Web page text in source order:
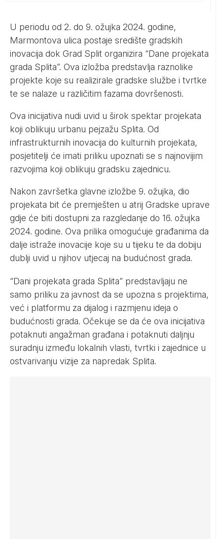
U periodu od 2. do 9. ožujka 2024. godine,
Marmontova ulica postaje središte gradskih
inovacija dok Grad Split organizira “Dane projekata
grada Splita”. Ova izložba predstavlja raznolike
projekte koje su realizirale gradske službe i tvrtke
te se nalaze u različitim fazama dovršenosti.
Ova inicijativa nudi uvid u širok spektar projekata
koji oblikuju urbanu pejzažu Splita. Od
infrastrukturnih inovacija do kulturnih projekata,
posjetitelji će imati priliku upoznati se s najnovijim
razvojima koji oblikuju gradsku zajednicu.
Nakon završetka glavne izložbe 9. ožujka, dio
projekata bit će premješten u atrij Gradske uprave
gdje će biti dostupni za razgledanje do 16. ožujka
2024. godine. Ova prilika omogućuje građanima da
dalje istraže inovacije koje su u tijeku te da dobiju
dublji uvid u njihov utjecaj na budućnost grada.
“Dani projekata grada Splita” predstavljaju ne
samo priliku za javnost da se upozna s projektima,
već i platformu za dijalog i razmjenu ideja o
budućnosti grada. Očekuje se da će ova inicijativa
potaknuti angažman građana i potaknuti daljnju
suradnju između lokalnih vlasti, tvrtki i zajednice u
ostvarivanju vizije za napredak Splita.